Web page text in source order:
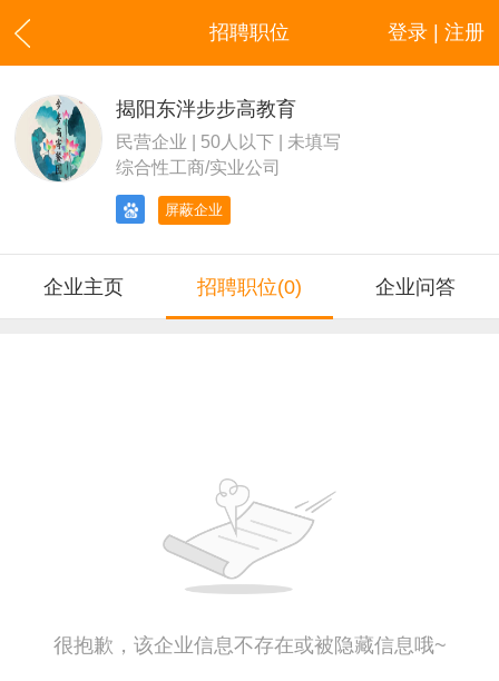
登录 | 注册
招聘职位
揭阳东泮步步高教育
民营企业 | 50人以下 | 未填写
综合性工商/实业公司
屏蔽企业
企业主页 招聘职位(0) 企业问答
很抱歉，该企业信息不存在或被隐藏信息哦~